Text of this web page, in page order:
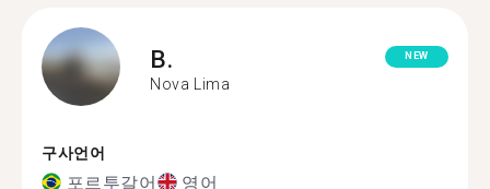
B.
Nova Lima
NEW
구사언어
포르투갈어 영어